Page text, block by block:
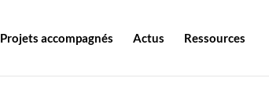
Projets accompagnés Actus Ressources